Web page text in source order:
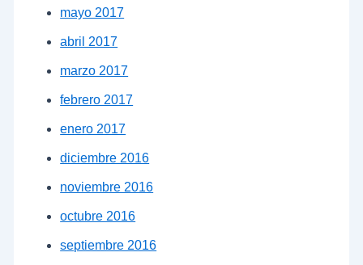
mayo 2017
abril 2017
marzo 2017
febrero 2017
enero 2017
diciembre 2016
noviembre 2016
octubre 2016
septiembre 2016